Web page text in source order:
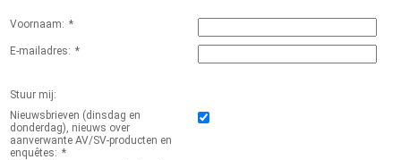
Voornaam: *
E-mailadres: *
Stuur mij:
Nieuwsbrieven (dinsdag en
donderdag), nieuws over
aanverwante AV/SV-producten en
enquêtes: *